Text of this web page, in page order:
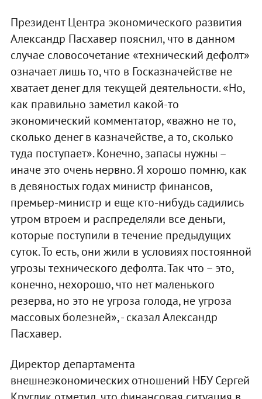
Президент Центра экономического развития
Александр Пасхавер пояснил, что в данном
случае словосочетание «технический дефолт»
означает лишь то, что в Госказначействе не
хватает денег для текущей деятельности. «Но,
как правильно заметил какой-то
экономический комментатор, «важно не то,
сколько денег в казначействе, а то, сколько
туда поступает». Конечно, запасы нужны –
иначе это очень нервно. Я хорошо помню, как
в девяностых годах министр финансов,
премьер-министр и еще кто-нибудь садились
утром втроем и распределяли все деньги,
которые поступили в течение предыдущих
суток. То есть, они жили в условиях постоянной
угрозы технического дефолта. Так что – это,
конечно, нехорошо, что нет маленького
резерва, но это не угроза голода, не угроза
массовых болезней», - сказал Александр
Пасхавер.
Директор департамента
внешнеэкономических отношений НБУ Сергей